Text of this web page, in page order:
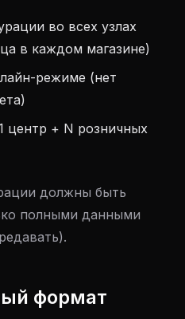
во всех узлах
в каждом магазине)
режиме (нет
центр + N розничных
должны быть
полными данными
формат